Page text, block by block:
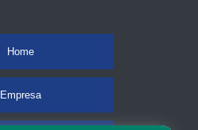
Home
Empresa